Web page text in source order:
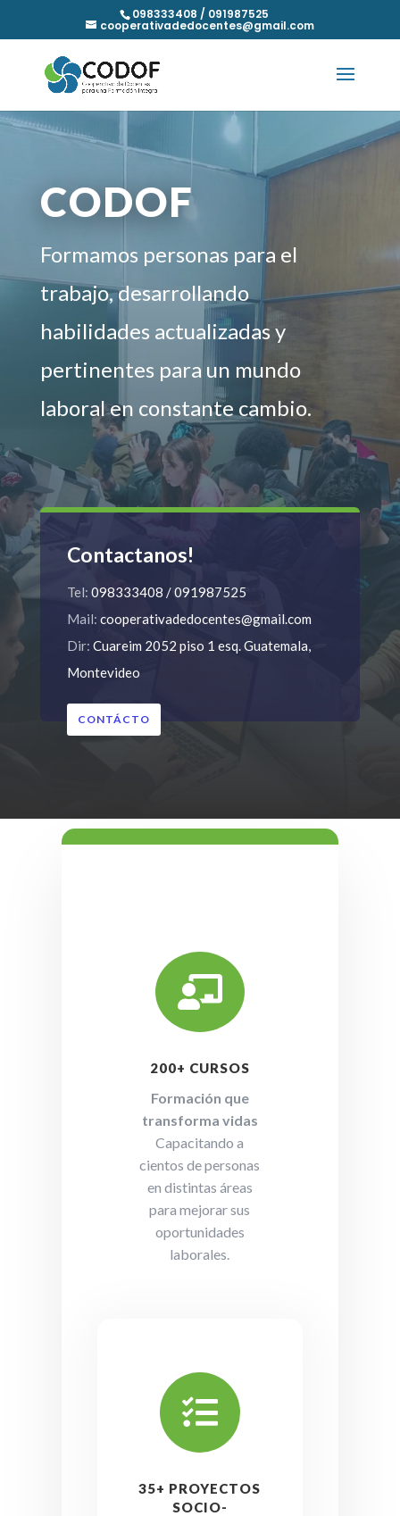
098333408 / 091987525
cooperativadedocentes@gmail.com
CODOF
Formamos personas para el
trabajo, desarrollando
habilidades actualizadas y
pertinentes para un mundo
laboral en constante cambio.
Contactanos!
Tel: 098333408 / 091987525
Mail: cooperativadedocentes@gmail.com
Dir: Cuareim 2052 piso 1 esq. Guatemala,
Montevideo
CONTÁCTO

200+ CURSOS
Formación que
transforma vidas
Capacitando a
cientos de personas
en distintas áreas
para mejorar sus
oportunidades
laborales.

35+ PROYECTOS
SOCIO-